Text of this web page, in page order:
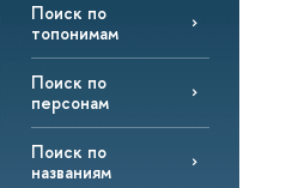
Поиск по
топонимам
Поиск по
персонам
Поиск по
названиям